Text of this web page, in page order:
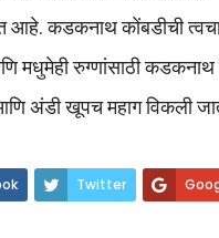
आहे. कडकनाथ कोंबडीची
मधुमेही रुग्णांसाठी
अंडी खूपच महाग विकली
Twitter